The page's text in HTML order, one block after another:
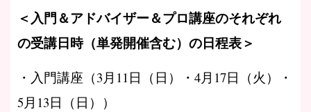
＜入門＆アドバイザー＆プロ講座のそれぞれ
の受講日時（単発開催含む）の日程表＞
・入門講座（3月11日（日）・4月17日（火）・
5月13日（日））